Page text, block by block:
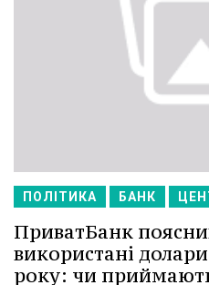
ПОЛІТИКА БАНК
ПриватБанк
використані
року: чи